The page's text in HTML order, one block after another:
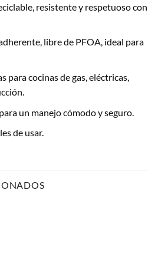
resistente y respetuoso con
libre de PFOA, ideal para
para cocinas de gas, eléctricas,
un manejo cómodo y seguro.
de usar.